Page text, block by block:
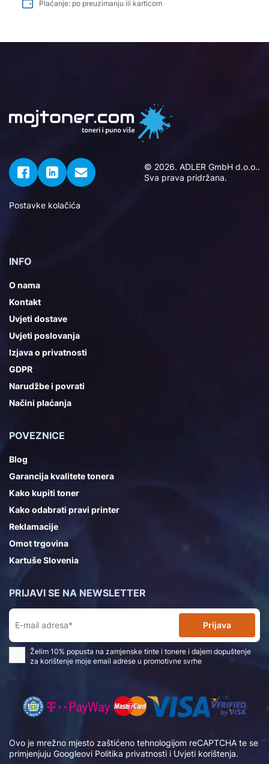
Plaćanje: po preuzimanju ili karticom
© 2026. ADLER GmbH d.o.o..
Sva prava pridržana.
Postavke kolačića
INFO
O nama
Kontakt
Uvjeti dostave
Uvjeti poslovanja
Izjava o privatnosti
GDPR
Narudžbe i povrati
Načini plaćanja
POVEZNICE
Blog
Garancija kvalitete tonera
Kako kupiti toner
Kako odabrati pravi printer
Reklamacije
Omot trgovina
Kartuše Slovenia
Ovo je mrežno mjesto zaštićeno tehnologijom reCAPTCHA te se
primjenjuju Googleovi Politika privatnosti i Uvjeti korištenja.
PRIJAVI SE NA NEWSLETTER
Prijava
Želim 10% popusta na zamjenske tinte i tonere i dajem dopuštenje
za korištenje moje email adrese u promotivne svrhe